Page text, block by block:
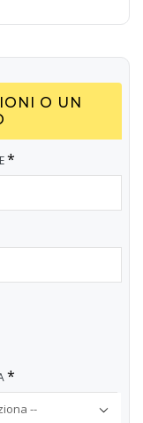
O UN
*
*